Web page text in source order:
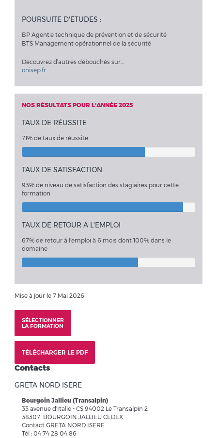
POURSUITE D'ÉTUDES :
BP Agent.e technique de prévention et de sécurité
BTS Management opérationnel de la sécurité
Découvrez d’autres débouchés sur...
onisep.fr
NOS RÉSULTATS POUR L'ANNÉE 2025
TAUX DE RÉUSSITE
71% de taux de réussite
TAUX DE SATISFACTION
93% de niveau de satisfaction des stagiaires pour cette
formation
TAUX DE RETOUR A L'EMPLOI
67% de retour à l'emploi à 6 mois dont 100% dans le
domaine
Mise à jour le 7 Mai 2026
SÉLECTIONNER
LA FORMATION
TÉLÉCHARGER LE PDF
Contacts
GRETA NORD ISERE
Bourgoin Jallieu (Transalpin)
33 avenue d'Italie - CS 94002 Le Transalpin 2
38307 BOURGOIN JALLIEU CEDEX
Contact GRETA NORD ISERE
Tél : 04 74 28 04 86